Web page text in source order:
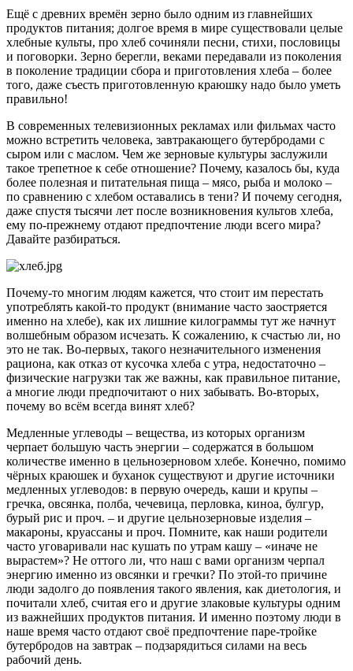
Ещё с древних времён зерно было одним из главнейших
продуктов питания; долгое время в мире существовали целые
хлебные культы, про хлеб сочиняли песни, стихи, пословицы
и поговорки. Зерно берегли, веками передавали из поколения
в поколение традиции сбора и приготовления хлеба – более
того, даже съесть приготовленную краюшку надо было уметь
правильно!
В современных телевизионных рекламах или фильмах часто
можно встретить человека, завтракающего бутербродами с
сыром или с маслом. Чем же зерновые культуры заслужили
такое трепетное к себе отношение? Почему, казалось бы, куда
более полезная и питательная пища – мясо, рыба и молоко –
по сравнению с хлебом оставались в тени? И почему сегодня,
даже спустя тысячи лет после возникновения культов хлеба,
ему по-прежнему отдают предпочтение люди всего мира?
Давайте разбираться.
Почему-то многим людям кажется, что стоит им перестать
употреблять какой-то продукт (внимание часто заостряется
именно на хлебе), как их лишние килограммы тут же начнут
волшебным образом исчезать. К сожалению, к счастью ли, но
это не так. Во-первых, такого незначительного изменения
рациона, как отказ от кусочка хлеба с утра, недостаточно –
физические нагрузки так же важны, как правильное питание,
а многие люди предпочитают о них забывать. Во-вторых,
почему во всём всегда винят хлеб?
Медленные углеводы – вещества, из которых организм
черпает большую часть энергии – содержатся в большом
количестве именно в цельнозерновом хлебе. Конечно, помимо
чёрных краюшек и буханок существуют и другие источники
медленных углеводов: в первую очередь, каши и крупы –
гречка, овсянка, полба, чечевица, перловка, киноа, булгур,
бурый рис и проч. – и другие цельнозерновые изделия –
макароны, круассаны и проч. Помните, как наши родители
часто уговаривали нас кушать по утрам кашу – «иначе не
вырастем»? Не оттого ли, что наш с вами организм черпал
энергию именно из овсянки и гречки? По этой-то причине
люди задолго до появления такого явления, как диетология, и
почитали хлеб, считая его и другие злаковые культуры одним
из важнейших продуктов питания. И именно поэтому люди в
наше время часто отдают своё предпочтение паре-тройке
бутербродов на завтрак – подзарядиться силами на весь
рабочий день.